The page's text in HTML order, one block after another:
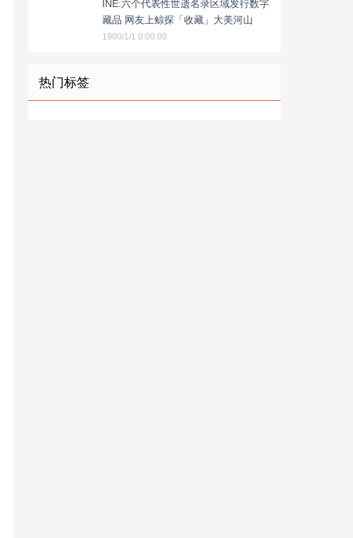
INE:六个代表性世遗名录区域发行数字
藏品 网友上鲸探「收藏」大美河山
1900/1/1 0:00:00
热门标签